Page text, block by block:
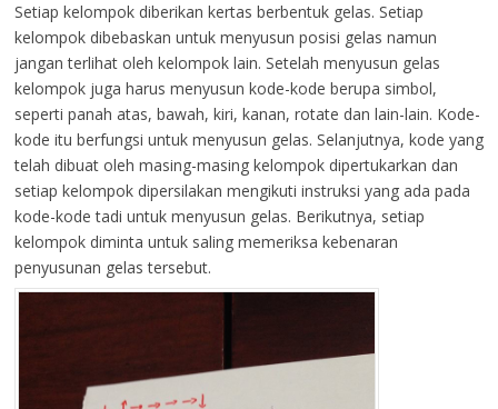
Setiap kelompok diberikan kertas berbentuk gelas. Setiap
kelompok dibebaskan untuk menyusun posisi gelas namun
jangan terlihat oleh kelompok lain. Setelah menyusun gelas
kelompok juga harus menyusun kode-kode berupa simbol,
seperti panah atas, bawah, kiri, kanan, rotate dan lain-lain. Kode-
kode itu berfungsi untuk menyusun gelas. Selanjutnya, kode yang
telah dibuat oleh masing-masing kelompok dipertukarkan dan
setiap kelompok dipersilakan mengikuti instruksi yang ada pada
kode-kode tadi untuk menyusun gelas. Berikutnya, setiap
kelompok diminta untuk saling memeriksa kebenaran
penyusunan gelas tersebut.